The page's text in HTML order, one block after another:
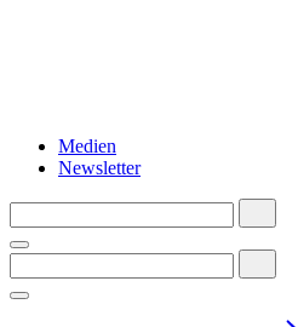
Medien
Newsletter